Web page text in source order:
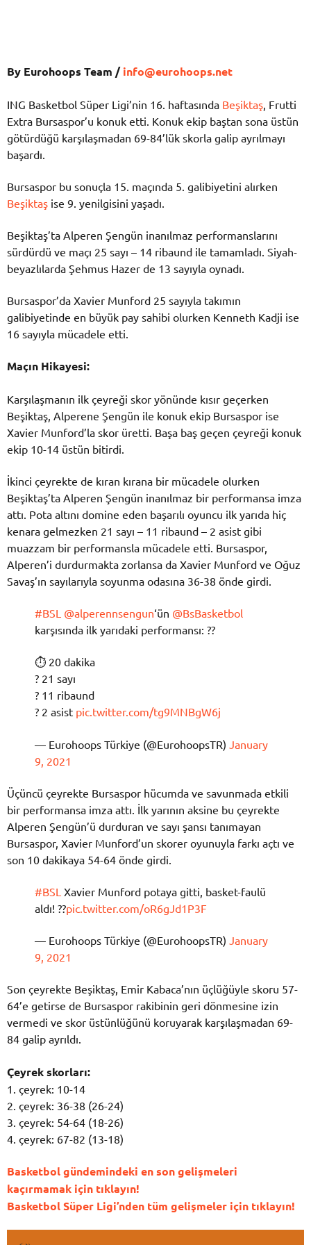
By Eurohoops Team /info@eurohoops.net
ING Basketbol Süper Ligi’nin 16. haftasında Beşiktaş , Frutti
Extra Bursaspor’u konuk etti. Konuk ekip baştan sona üstün
götürdüğü karşılaşmadan 69-84’lük skorla galip ayrılmayı
başardı.
Bursaspor bu sonuçla 15. maçında 5. galibiyetini alırken
Beşiktaş ise 9. yenilgisini yaşadı.
Beşiktaş’ta Alperen Şengün inanılmaz performanslarını
sürdürdü ve maçı 25 sayı – 14 ribaund ile tamamladı. Siyah-
beyazlılarda Şehmus Hazer de 13 sayıyla oynadı.
Bursaspor’da Xavier Munford 25 sayıyla takımın
galibiyetinde en büyük pay sahibi olurken Kenneth Kadji ise
16 sayıyla mücadele etti.
Maçın Hikayesi:
Karşılaşmanın ilk çeyreği skor yönünde kısır geçerken
Beşiktaş, Alperene Şengün ile konuk ekip Bursaspor ise
Xavier Munford’la skor üretti. Başa baş geçen çeyreği konuk
ekip 10-14 üstün bitirdi.
İkinci çeyrekte de kıran kırana bir mücadele olurken
Beşiktaş’ta Alperen Şengün inanılmaz bir performansa imza
attı. Pota altını domine eden başarılı oyuncu ilk yarıda hiç
kenara gelmezken 21 sayı – 11 ribaund – 2 asist gibi
muazzam bir performansla mücadele etti. Bursaspor,
Alperen’i durdurmakta zorlansa da Xavier Munford ve Oğuz
Savaş’ın sayılarıyla soyunma odasına 36-38 önde girdi.
#BSL @alperennsengun‘ün @BsBasketbol
karşısında ilk yarıdaki performansı: ??
⏱ 20 dakika
? 21 sayı
? 11 ribaund
? 2 asist pic.twitter.com/tg9MNBgW6j
— Eurohoops Türkiye (@EurohoopsTR) January
9, 2021
Üçüncü çeyrekte Bursaspor hücumda ve savunmada etkili
bir performansa imza attı. İlk yarının aksine bu çeyrekte
Alperen Şengün’ü durduran ve sayı şansı tanımayan
Bursaspor, Xavier Munford’un skorer oyunuyla farkı açtı ve
son 10 dakikaya 54-64 önde girdi.
#BSL Xavier Munford potaya gitti, basket-faulü
aldı! ??pic.twitter.com/oR6gJd1P3F
— Eurohoops Türkiye (@EurohoopsTR) January
9, 2021
Son çeyrekte Beşiktaş, Emir Kabaca’nın üçlüğüyle skoru 57-
64’e getirse de Bursaspor rakibinin geri dönmesine izin
vermedi ve skor üstünlüğünü koruyarak karşılaşmadan 69-
84 galip ayrıldı.
Çeyrek skorları:
1. çeyrek: 10-14
2. çeyrek: 36-38 (26-24)
3. çeyrek: 54-64 (18-26)
4. çeyrek: 67-82 (13-18)
Basketbol gündemindeki en son gelişmeleri
kaçırmamak için tıklayın!
Basketbol Süper Ligi’nden tüm gelişmeler için tıklayın!